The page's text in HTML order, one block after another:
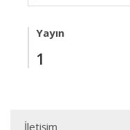
Yayın
1
İletişim